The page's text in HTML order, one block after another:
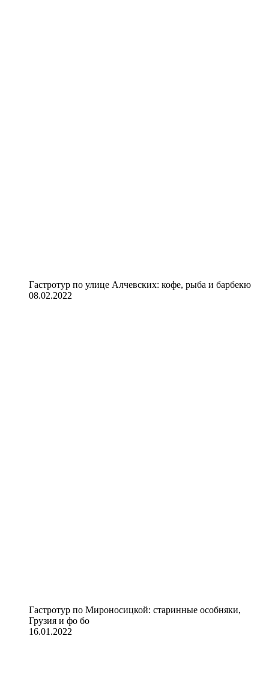
Гастротур по улице Алчевских: кофе, рыба и барбекю
08.02.2022
Гастротур по Мироносицкой: старинные особняки,
Грузия и фо бо
16.01.2022